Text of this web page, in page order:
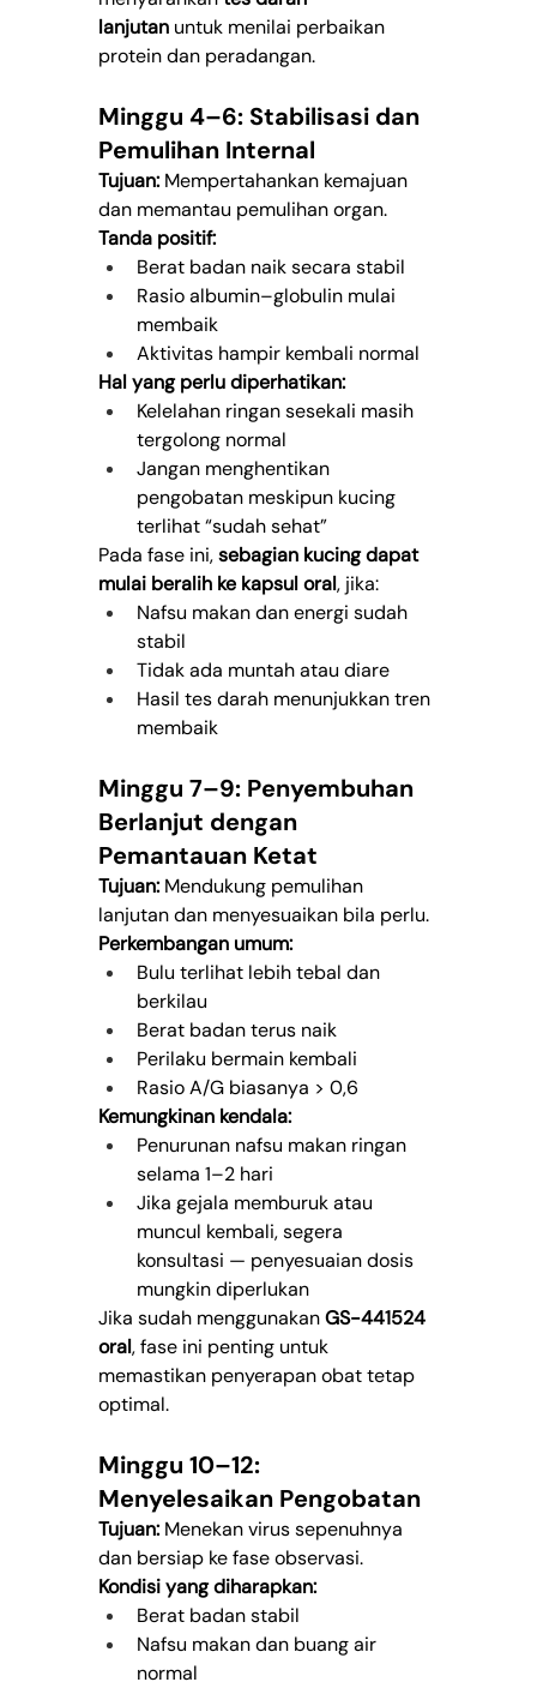
lanjutan untuk menilai perbaikan
protein dan peradangan.
Minggu 4–6: Stabilisasi dan
Pemulihan Internal
Tujuan: Mempertahankan kemajuan
dan memantau pemulihan organ.
Tanda positif:
Berat badan naik secara stabil
Rasio albumin–globulin mulai
membaik
Aktivitas hampir kembali normal
Hal yang perlu diperhatikan:
Kelelahan ringan sesekali masih
tergolong normal
Jangan menghentikan
pengobatan meskipun kucing
terlihat “sudah sehat”
Pada fase ini, sebagian kucing dapat
mulai beralih ke kapsul oral, jika:
Nafsu makan dan energi sudah
stabil
Tidak ada muntah atau diare
Hasil tes darah menunjukkan tren
membaik
Minggu 7–9: Penyembuhan
Berlanjut dengan
Pemantauan Ketat
Tujuan: Mendukung pemulihan
lanjutan dan menyesuaikan bila perlu.
Perkembangan umum:
Bulu terlihat lebih tebal dan
berkilau
Berat badan terus naik
Perilaku bermain kembali
Rasio A/G biasanya > 0,6
Kemungkinan kendala:
Penurunan nafsu makan ringan
selama 1–2 hari
Jika gejala memburuk atau
muncul kembali, segera
konsultasi — penyesuaian dosis
mungkin diperlukan
Jika sudah menggunakan GS-441524
oral, fase ini penting untuk
memastikan penyerapan obat tetap
optimal.
Minggu 10–12:
Menyelesaikan Pengobatan
Tujuan: Menekan virus sepenuhnya
dan bersiap ke fase observasi.
Kondisi yang diharapkan:
Berat badan stabil
Nafsu makan dan buang air
normal